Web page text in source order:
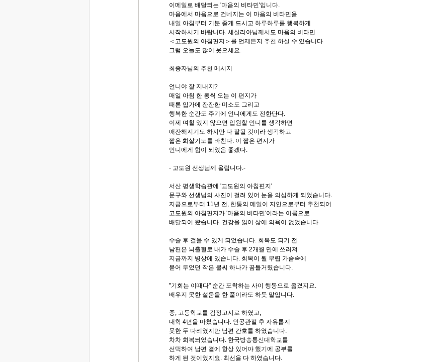
이메일로 배달되는 '마음의 비타민'입니다.
마음에서 마음으로 건네지는 이 마음의 비타민을
내일 아침부터 기분 좋게 드시고 하루하루를 행복하게
시작하시기 바랍니다. 세실리아님께서도 마음의 비타민
＜고도원의 아침편지＞를 언제든지 추천 하실 수 있습니다.
그럼 오늘도 많이 웃으세요.
최종자님의 추천 메시지
언니야 잘 지내지?
매일 아침 한 통씩 오는 이 편지가
때론 입가에 잔잔한 미소도 그리고
행복한 순간도 주기에 언니에게도 전한단다.
이제 며칠 있지 않으면 입원할 언니를 생각하면
애잔해지기도 하지만 다 잘될 것이라 생각하고
짧은 화살기도를 바친다. 이 짧은 편지가
언니에게 힘이 되었음 좋겠다.
- 고도원 선생님께 올립니다.-
서산 평생학습관에 '고도원의 아침편지'
문구와 선생님의 사진이 걸려 있어 눈을 의심하게 되었습니다.
지금으로부터 11년 전, 한통의 메일이 지인으로부터 추천되어
고도원의 아침편지가 '마음의 비타민'이라는 이름으로
배달되어 왔습니다. 건강을 잃어 삶에 의욕이 없었습니다.
수술 후 걸을 수 있게 되었습니다. 회복도 되기 전
남편은 뇌출혈로 내가 수술 후 2개월 만에 쓰러져
지금까지 병상에 있습니다. 회복이 될 무렵 가슴속에
묻어 두었던 작은 불씨 하나가 꿈틀거렸습니다.
"기회는 이때다" 순간 포착하는 사이 행동으로 옮겼지요.
배우지 못한 설움을 한 풀이라도 하듯 말입니다.
중, 고등학교를 검정고시로 하였고,
대학 4년을 마쳤습니다. 인공관절 후 자유롭지
못한 두 다리였지만 남편 간호를 하였습니다.
차차 회복되었습니다. 한국방송통신대학교를
선택하여 남편 곁에 항상 있어야 했기에 공부를
하게 된 것이었지요. 최선을 다 하였습니다.